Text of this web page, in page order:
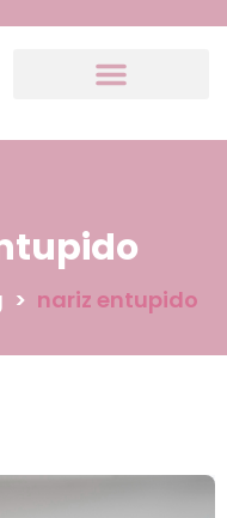
> nariz entupido